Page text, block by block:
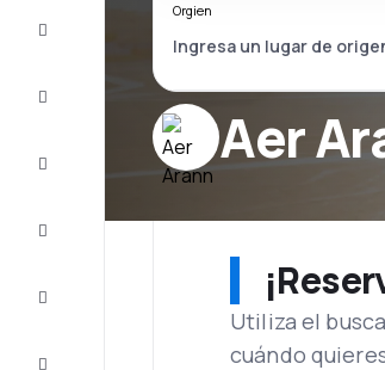
Completa
Aer
Orgien
Utiliza el
cuándo